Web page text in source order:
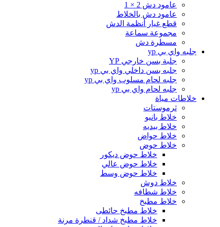
عامود دش 2 × 1
عامود دش بالخلاط
قطع غيار أنظمة الدش
مجموعة سماعة
مسطرة دش
جلبه واي بي yp
جلبة بسن خارجي YP
جلبه بسن داخلي واي بي yp
جلبه لحام مسلوب واي بي yp
جلبه لحام واي بي yp
خلاطات مياة
ثرموستات
خلاط بانيو
خلاط بيديه
خلاط حواض
خلاط حوض
خلاط حوض ديكور
خلاط حوض عالي
خلاط حوض وسط
خلاط دوش
خلاط شطافه
خلاط مطبخ
خلاط مطبخ حائطى
خلاط مطبخ شداد / قنطرة مرنة